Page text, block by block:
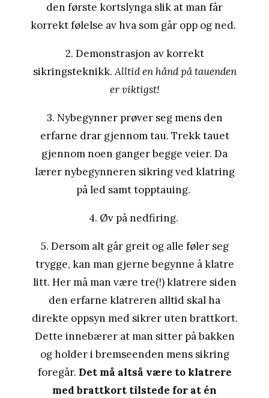
den første kortslynga slik at man får
korrekt følelse av hva som går opp og ned.
2. Demonstrasjon av korrekt
sikringsteknikk.Alltid en hånd på tauenden
er viktigst!
3. Nybegynner prøver seg mens den
erfarne drar gjennom tau. Trekk tauet
gjennom noen ganger begge veier. Da
lærer nybegynneren sikring ved klatring
på led samt topptauing.
4. Øv på nedfiring.
5. Dersom alt går greit og alle føler seg
trygge, kan man gjerne begynne å klatre
litt. Her må man være tre(!) klatrere siden
den erfarne klatreren alltid skal ha
direkte oppsyn med sikrer uten brattkort.
Dette innebærer at man sitter på bakken
og holder i bremseenden mens sikring
foregår. Det må altså være to klatrere
med brattkort tilstede for at én